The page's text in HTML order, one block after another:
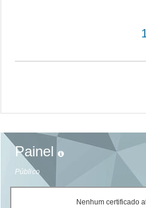
Painel
Público
Nenhum certificado